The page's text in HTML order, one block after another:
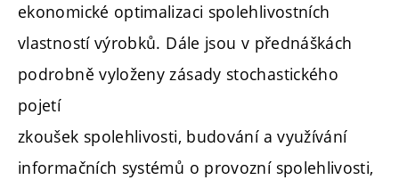
ekonomické optimalizaci spolehlivostních
vlastností výrobků. Dále jsou v přednáškách
podrobně vyloženy zásady stochastického
pojetí
zkoušek spolehlivosti, budování a využívání
informačních systémů o provozní spolehlivosti,